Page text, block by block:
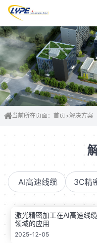
当前所在页面： 首页>解决方案
AI高速线缆 3C精
激光精密加工在AI高速线缆
领域的应用
2025-12-05